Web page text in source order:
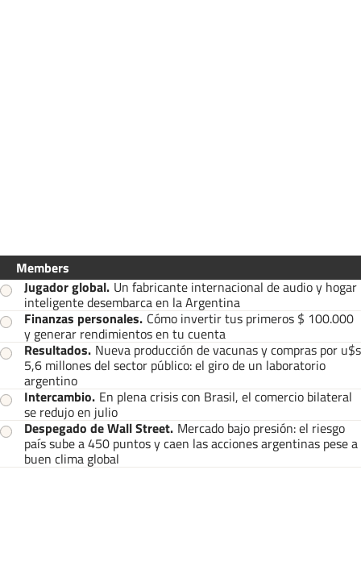
Members
Jugador global. Un fabricante internacional de audio y hogar
inteligente desembarca en la Argentina
Finanzas personales. Cómo invertir tus primeros $ 100.000
y generar rendimientos en tu cuenta
Resultados. Nueva producción de vacunas y compras por u$s
5,6 millones del sector público: el giro de un laboratorio
argentino
Intercambio. En plena crisis con Brasil, el comercio bilateral
se redujo en julio
Despegado de Wall Street. Mercado bajo presión: el riesgo
país sube a 450 puntos y caen las acciones argentinas pese a
buen clima global